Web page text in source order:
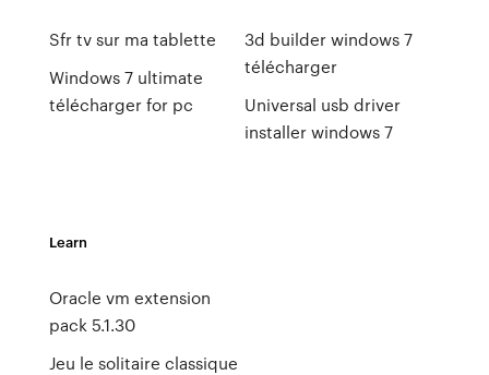
Sfr tv sur ma tablette
Windows 7 ultimate
télécharger for pc
3d builder windows 7
télécharger
Universal usb driver
installer windows 7
Learn
Oracle vm extension
pack 5.1.30
Jeu le solitaire classique